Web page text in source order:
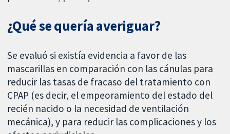
¿Qué se quería averiguar?
Se evaluó si existía evidencia a favor de las
mascarillas en comparación con las cánulas para
reducir las tasas de fracaso del tratamiento con
CPAP (es decir, el empeoramiento del estado del
recién nacido o la necesidad de ventilación
mecánica), y para reducir las complicaciones y los